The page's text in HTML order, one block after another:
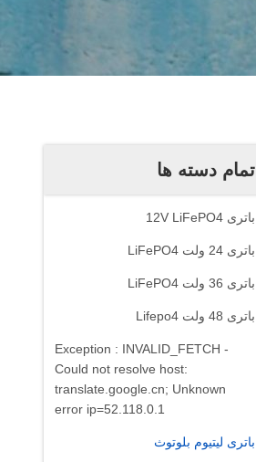
تمام دسته ها
باتری 12V LiFePO4
باتری 24 ولت LiFePO4
باتری 36 ولت LiFePO4
باتری 48 ولت Lifepo4
Exception : INVALID_FETCH -
Could not resolve host:
translate.google.cn; Unknown
error ip=52.118.0.1
باتری لیتیوم بلوتوث